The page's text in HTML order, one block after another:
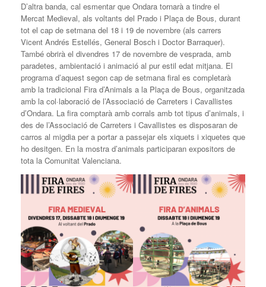
D’altra banda, cal esmentar que Ondara tornarà a tindre el
Mercat Medieval, als voltants del Prado i Plaça de Bous, durant
tot el cap de setmana del 18 i 19 de novembre (als carrers
Vicent Andrés Estellés, General Bosch i Doctor Barraquer).
També obrirà el divendres 17 de novembre de vesprada, amb
paradetes, ambientació i animació al pur estil edat mitjana. El
programa d’aquest segon cap de setmana firal es completarà
amb la tradicional Fira d’Animals a la Plaça de Bous, organitzada
amb la col·laboració de l’Associació de Carreters i Cavallistes
d’Ondara. La fira comptarà amb corrals amb tot tipus d’animals, i
des de l’Associació de Carreters i Cavallistes es disposaran de
carros al migdia per a portar a passejar els xiquets i xiquetes que
ho desitgen. En la mostra d’animals participaran expositors de
tota la Comunitat Valenciana.